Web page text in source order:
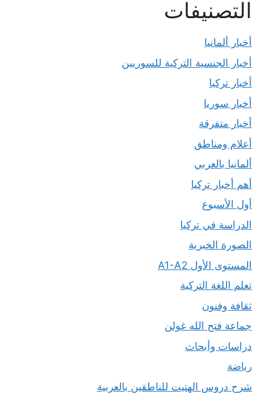
التصنيفات
أخبار ألمانيا
أخبار الجنسية التركية للسوريين
أخبار تركيا
أخبار سوريا
أخبار متفرقة
أعلام ومناطق
ألمانيا بالعربي
أهم أخبار تركيا
أول الأسبوع
الدراسة في تركيا
الصورة الخبرية
المستوى الأول A1-A2
تعلم اللغة التركية
ثقافة وفنون
جماعة فتح الله غولن
دراسات وأبحاث
رياضة
شرح دروس الهتيت للناطقين بالعربية